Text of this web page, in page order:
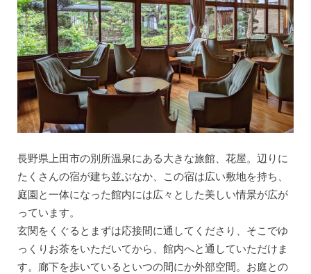
長野県上田市の別所温泉にある大きな旅館、花屋。辺りに
たくさんの宿が建ち並ぶなか、この宿は広い敷地を持ち、
庭園と一体になった館内には広々とした美しい情景が広が
っています。
玄関をくぐるとまずは応接間に通してくださり、そこでゆ
っくりお茶をいただいてから、館内へと通していただけま
す。廊下を歩いているといつの間にか外部空間。お庭との